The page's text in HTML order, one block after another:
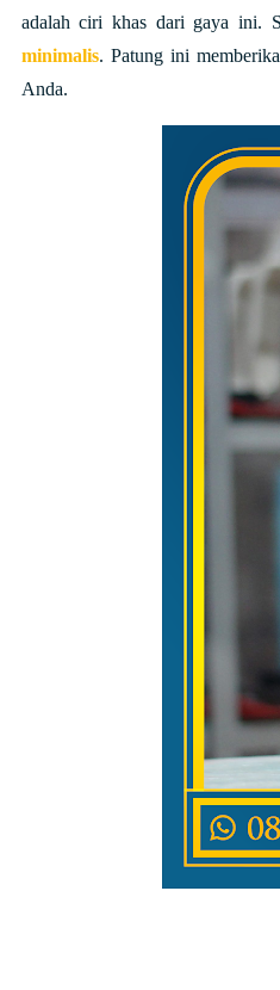
adalah ciri khas dari gaya ini.
minimalis. Patung ini
Anda.